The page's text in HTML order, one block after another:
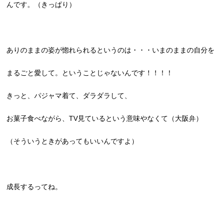
んです。（きっぱり）
ありのままの姿が惚れられるというのは・・・いまのままの自分を
まるごと愛して。ということじゃないんです！！！！
きっと、パジャマ着て、ダラダラして、
お菓子食べながら、TV見ているという意味やなくて（大阪弁）
（そういうときがあってもいいんですよ）
成長するってね。